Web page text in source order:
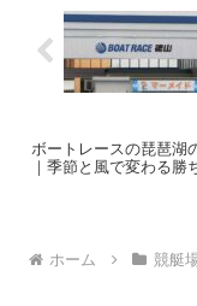
ボートレースの琵琶湖
｜季節と風で変わる勝
ホーム 競艇